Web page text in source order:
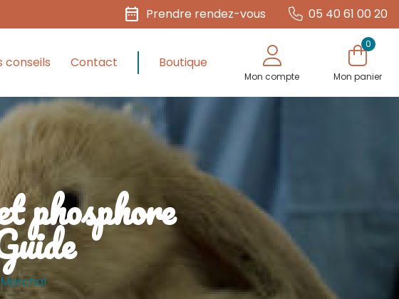
date_range Prendre rendez-vous 05 40 61 00 20
conseils Contact Boutique
Mon compte
0
Mon panier
phosphore